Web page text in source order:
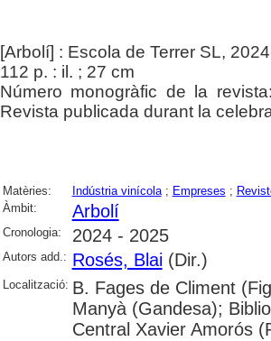
[Arbolí] : Escola de Terrer SL,
112 p. : il. ; 27 cm
Número monogràfic de la
Revista publicada durant la
Matèries: Indústria vinícola; Empreses ;
Àmbit:
Arbolí
Cronologia: 2024 - 2025
Autors add.: Rosés, Blai(Dir.)
Localització: B. Fages de Climent
Manyà (Gandesa);
Central Xavier Amorós